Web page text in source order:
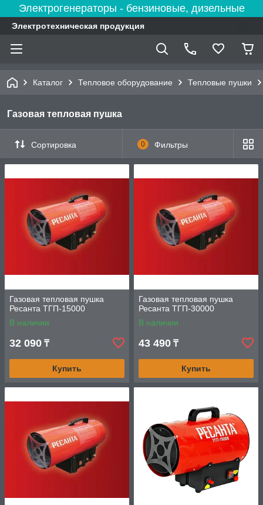
Электрогенераторы - бензиновые, дизельные
Электротехническая продукция
Каталог Тепловое оборудование Тепловые пушки
Газовая тепловая пушка
Сортировка 0 Фильтры
Газовая тепловая пушка
Ресанта ТГП-15000
В наличии
32 090 ₸
Купить
Газовая тепловая пушка
Ресанта ТГП-30000
В наличии
43 490 ₸
Купить